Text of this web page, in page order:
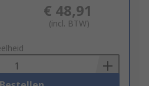
€ 48,91
(incl. BTW)